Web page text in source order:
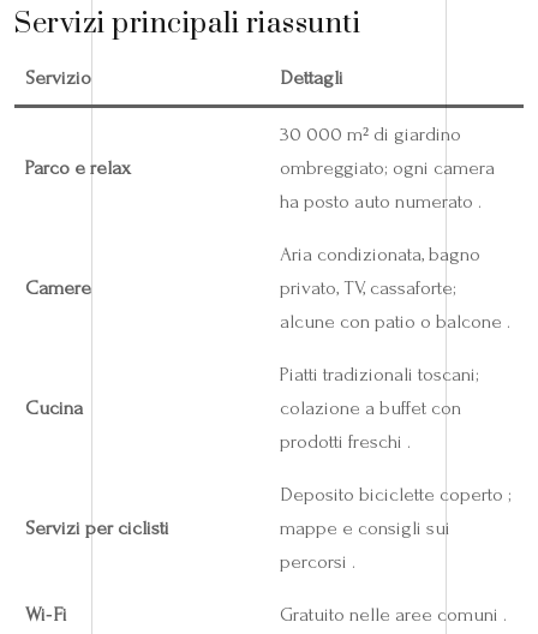
Servizi principali riassunti
Servizio Dettagli
Parco e relax
30 000 m² di giardino
ombreggiato; ogni camera
ha posto auto numerato .
Camere
Aria condizionata, bagno
privato, TV, cassaforte;
alcune con patio o balcone .
Cucina
Piatti tradizionali toscani;
colazione a buffet con
prodotti freschi .
Servizi per ciclisti
Deposito biciclette coperto ;
mappe e consigli sui
percorsi .
Wi‑Fi Gratuito nelle aree comuni .